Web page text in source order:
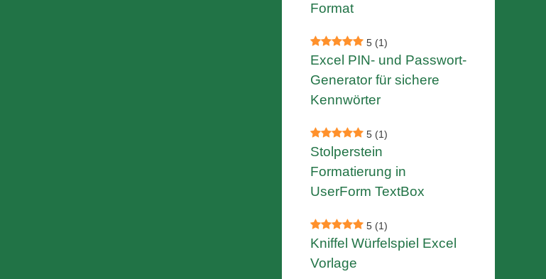
Format
5 (1)
Excel PIN- und Passwort-
Generator für sichere
Kennwörter
5 (1)
Stolperstein
Formatierung in
UserForm TextBox
5 (1)
Kniffel Würfelspiel Excel
Vorlage